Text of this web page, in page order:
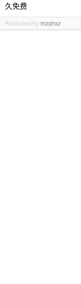
久免费
Promoted by mzshxz